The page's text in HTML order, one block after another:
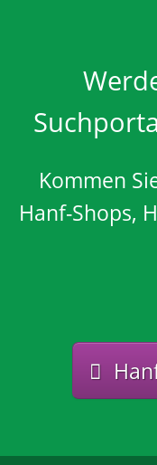
Kommen
Hanf-Shops,